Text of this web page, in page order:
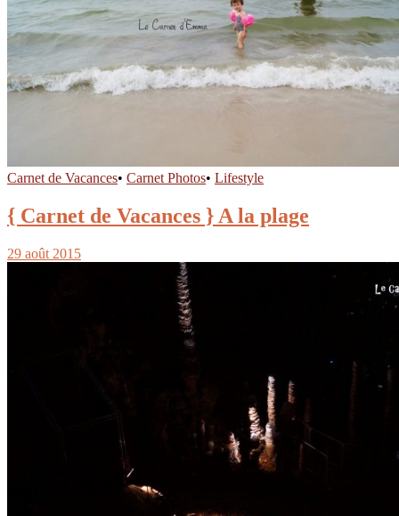
Carnet de Vacances• Carnet Photos• Lifestyle
{ Carnet de Vacances } A la plage
29 août 2015